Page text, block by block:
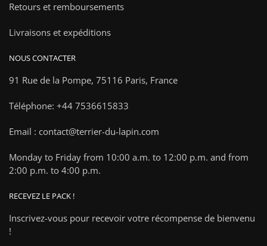
Retours et remboursements
Livraisons et expéditions
NOUS CONTACTER
91 Rue de la Pompe, 75116 Paris, France
Téléphone: +44 7536615833
Email : contact@terrier-du-lapin.com
Monday to Friday from 10:00 a.m. to 12:00 p.m. and from
2:00 p.m. to 4:00 p.m.
RECEVEZ LE PACK !
Inscrivez-vous pour recevoir votre récompense de bienvenu
!